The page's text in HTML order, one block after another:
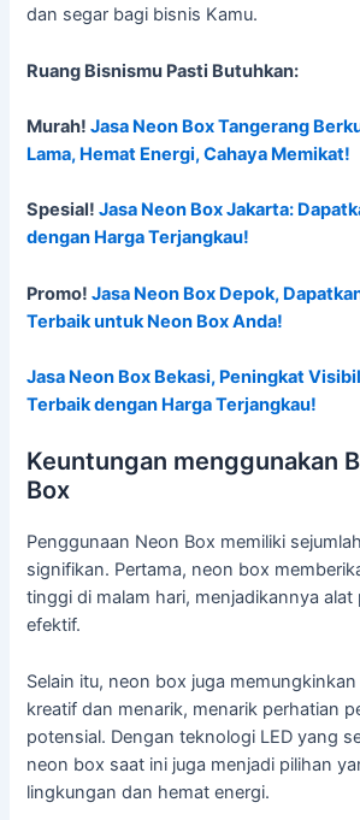
dan segar bagi bisnis Kamu.
Ruang Bisnismu Pasti Butuhkan:
Murah!Jasa Neon Box Tangerang
Lama, Hemat Energi, Cahaya Memikat!
Spesial!Jasa Neon Box Jakarta:
dengan Harga Terjangkau!
Promo!Jasa Neon Box Depok,
Terbaik untuk Neon Box Anda!
Jasa Neon Box Bekasi, Peningkat
Terbaik dengan Harga Terjangkau!
Keuntungan menggunakan
Box
Penggunaan Neon Box memiliki
signifikan. Pertama, neon box
tinggi di malam hari, menjadikannya
efektif.
Selain itu, neon box juga
kreatif dan menarik, menarik perhatian
potensial. Dengan teknologi LED yang
neon box saat ini juga menjadi pilihan
lingkungan dan hemat energi.